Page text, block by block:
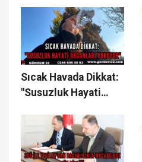
Artıyor
Sıcak Havada Dikkat:
"Susuzluk Hayati